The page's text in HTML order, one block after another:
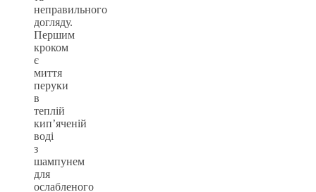
неправильного
догляду.
Першим
кроком
є
миття
перуки
в
теплій
кип’яченій
воді
з
шампунем
для
ослабленого